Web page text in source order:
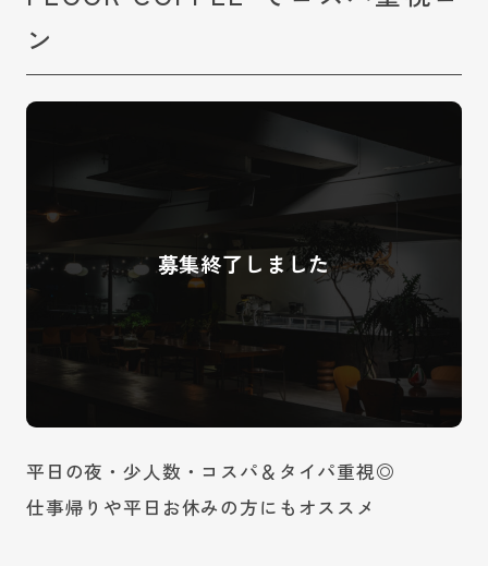
ン
平日の夜・少人数・コスパ＆タイパ重視◎
仕事帰りや平日お休みの方にもオススメ